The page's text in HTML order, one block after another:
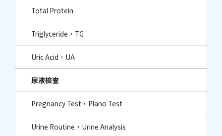
Total Protein
Triglyceride，TG
Uric Acid，UA
尿液檢查
Pregnancy Test，Plano Test
Urine Routine，Urine Analysis